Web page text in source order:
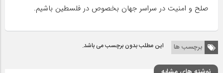
صلح و امنیت در سراسر جهان بخصوص در فلسطین باشیم.
برچسب ها این مطلب بدون برچسب می باشد.